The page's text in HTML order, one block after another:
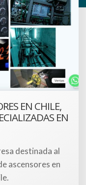
EN CHILE,
EN
destinada al
ascensores en